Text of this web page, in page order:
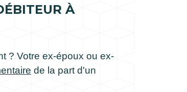
À
? Votre ex-époux ou ex-
de la part d'un